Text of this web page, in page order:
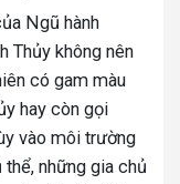
Ngũ hành
Thủy không nên
có gam màu
hay còn gọi
vào môi trường
những gia chủ